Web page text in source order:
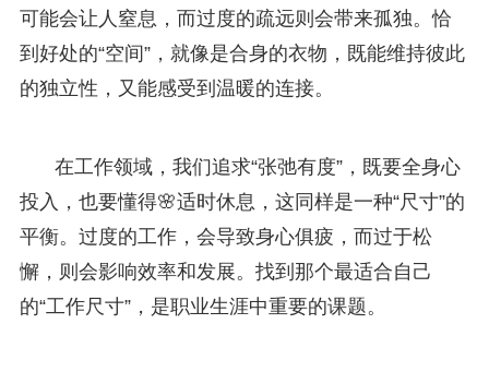
可能会让人窒息，而过度的疏远则会带来孤独。恰
到好处的“空间”，就像是合身的衣物，既能维持彼此
的独立性，又能感受到温暖的连接。
在工作领域，我们追求“张弛有度”，既要全身心
投入，也要懂得🌸适时休息，这同样是一种“尺寸”的
平衡。过度的工作，会导致身心俱疲，而过于松
懈，则会影响效率和发展。找到那个最适合自己
的“工作尺寸”，是职业生涯中重要的课题。